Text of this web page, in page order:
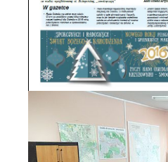
Kwartalnik Rady
Krzyżowniki-